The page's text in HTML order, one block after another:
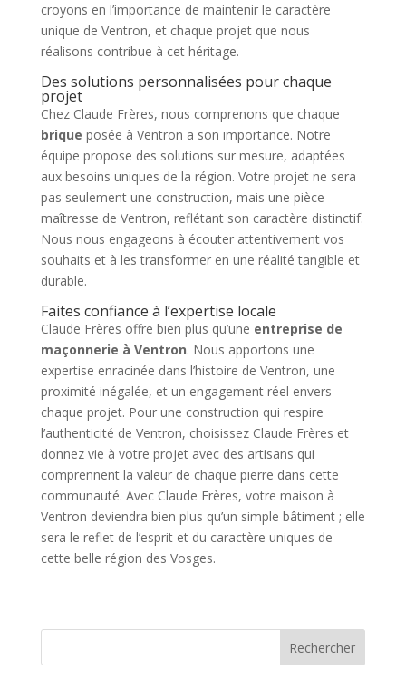
croyons en l’importance de maintenir le caractère
unique de Ventron, et chaque projet que nous
réalisons contribue à cet héritage.
Des solutions personnalisées pour chaque
projet
Chez Claude Frères, nous comprenons que chaque
brique posée à Ventron a son importance. Notre
équipe propose des solutions sur mesure, adaptées
aux besoins uniques de la région. Votre projet ne sera
pas seulement une construction, mais une pièce
maîtresse de Ventron, reflétant son caractère distinctif.
Nous nous engageons à écouter attentivement vos
souhaits et à les transformer en une réalité tangible et
durable.
Faites confiance à l’expertise locale
Claude Frères offre bien plus qu’une entreprise de
maçonnerie à Ventron. Nous apportons une
expertise enracinée dans l’histoire de Ventron, une
proximité inégalée, et un engagement réel envers
chaque projet. Pour une construction qui respire
l’authenticité de Ventron, choisissez Claude Frères et
donnez vie à votre projet avec des artisans qui
comprennent la valeur de chaque pierre dans cette
communauté. Avec Claude Frères, votre maison à
Ventron deviendra bien plus qu’un simple bâtiment ; elle
sera le reflet de l’esprit et du caractère uniques de
cette belle région des Vosges.